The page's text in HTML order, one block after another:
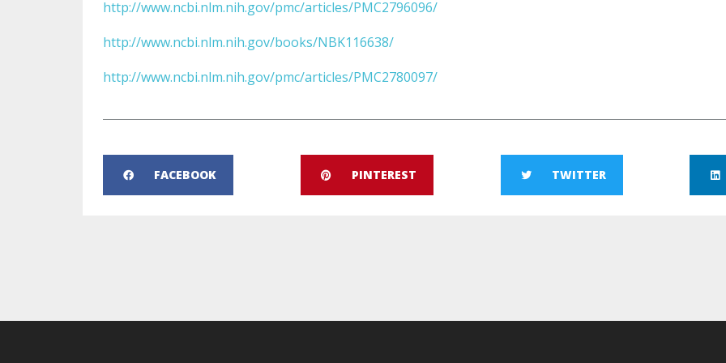
http://www.ncbi.nlm.nih.gov/pmc/articles/PMC2796096/
http://www.ncbi.nlm.nih.gov/books/NBK116638/
http://www.ncbi.nlm.nih.gov/pmc/articles/PMC2780097/
FACEBOOK PINTEREST TWITTER